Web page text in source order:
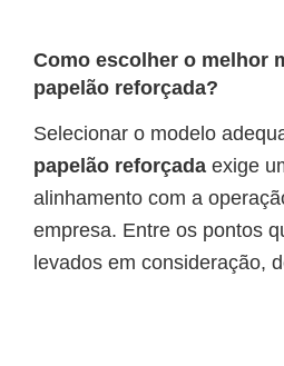
Como escolher o melhor
papelão reforçada?
Selecionar o modelo
papelão reforçada exige
alinhamento com a
empresa. Entre os pontos
levados em consideração,